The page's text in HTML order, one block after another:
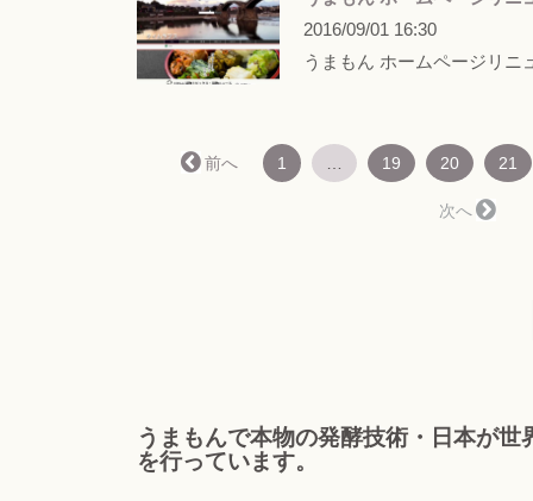
2016/09/01 16:30
うまもん ホームページリニ
← 前へ 1 … 19 20 21
次へ →
うまもんで本物の発酵技術・日本が
を行っています。